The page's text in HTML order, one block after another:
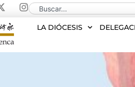
LA DIÓCESIS